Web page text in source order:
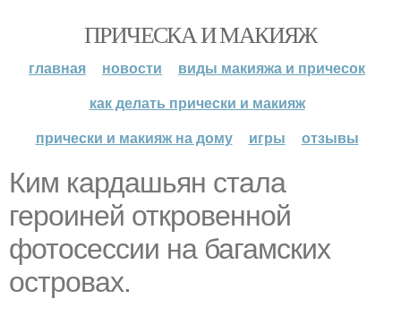
ПРИЧЕСКА И МАКИЯЖ
главная новости
виды макияжа и причесок
как делать прически и макияж
прически и макияж на дому
игры отзывы
Ким кардашьян стала
героиней откровенной
фотосессии на багамских
островах.